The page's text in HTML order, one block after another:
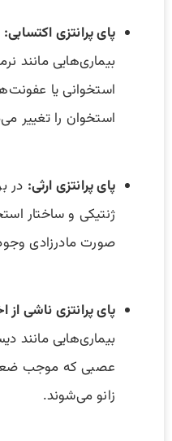
پای پرانتزی اکتسابی:
بیماری‌هایی مانند
استخوانی یا
استخوان را تغییر
پای پرانتزی ارثی: در
ژنتیکی و ساختار
صورت مادرزادی
پای پرانتزی ناشی
بیماری‌هایی مانند
عصبی که موجب
زانو می‌شوند.